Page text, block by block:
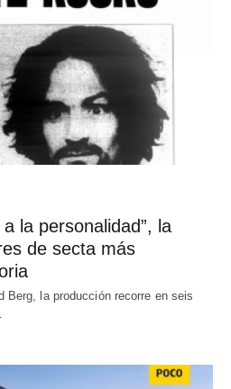
la personalidad”, la
de secta más
Berg, la producción recorre en seis